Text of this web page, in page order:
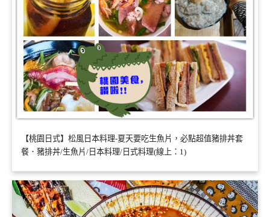
【桃園日式】松風日本料理-夏天要吃生魚片，必點超值豬排丼套
餐．豬排丼/生魚片/日本料理/日式料理(線上：1)